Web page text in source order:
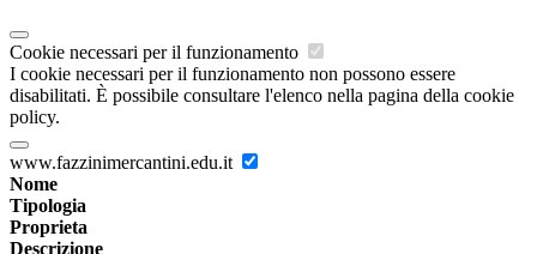
Cookie necessari per il funzionamento
I cookie necessari per il funzionamento non possono essere
disabilitati. È possibile consultare l'elenco nella pagina della cookie
policy.
www.fazzinimercantini.edu.it
Nome
Tipologia
Proprieta
Descrizione